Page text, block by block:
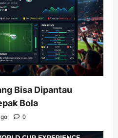
Bisa Dipantau
Bola
0